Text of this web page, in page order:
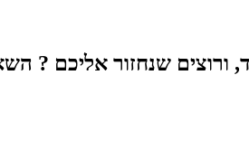
ורוצים שנחזור אליכם ?